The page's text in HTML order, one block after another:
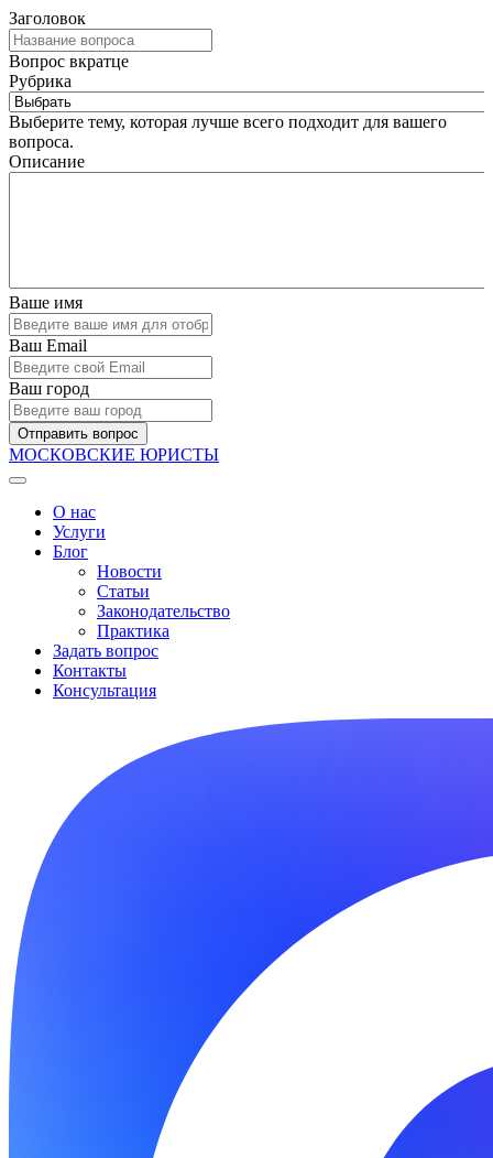
Заголовок
Вопрос вкратце
Рубрика
Выберите тему, которая лучше всего подходит для вашего
вопроса.
Описание
Ваше имя
Ваш Email
Ваш город
Отправить вопрос
МОСКОВСКИЕ ЮРИСТЫ
О нас
Услуги
Блог
Новости
Статьи
Законодательство
Практика
Задать вопрос
Контакты
Консультация